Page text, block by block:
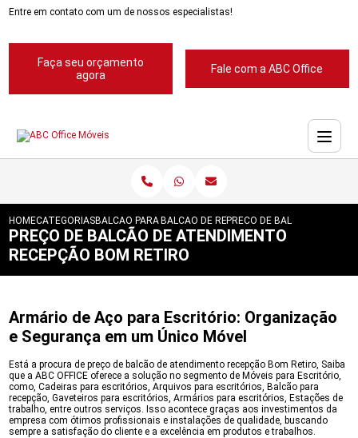
Entre em contato com um de nossos especialistas!
Faça seu orçamento
agora
Fale com a ABC Office
HOMECATEGORIASBALCAO PARA RECEPCAOBALCAO DE RECEPCAO ABC
PRECO DE BALCAO DE
PREÇO DE BALCÃO DE ATENDIMENTO
RECEPÇÃO BOM RETIRO
Armário de Aço para Escritório: Organização
e Segurança em um Único Móvel
Está a procura de preço de balcão de atendimento recepção Bom Retiro, Saiba
que a ABC OFFICE oferece a solução no segmento de Móveis para Escritório,
como, Cadeiras para escritórios, Arquivos para escritórios, Balcão para
recepção, Gaveteiros para escritórios, Armários para escritórios, Estações de
trabalho, entre outros serviços. Isso acontece graças aos investimentos da
empresa com ótimos profissionais e instalações de qualidade, buscando
sempre a satisfação do cliente e a excelência em produtos e trabalhos.